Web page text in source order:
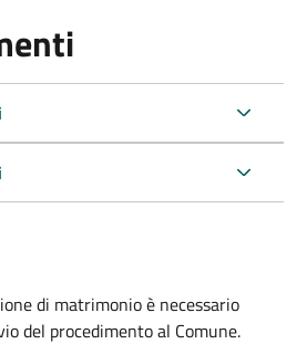
di matrimonio è necessario
del procedimento al Comune.